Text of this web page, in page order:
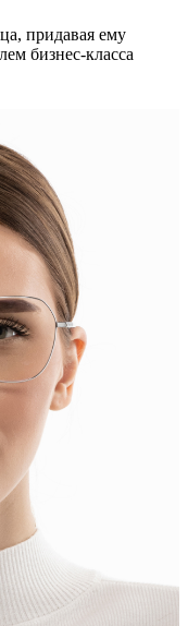
придавая ему
бизнес-класса